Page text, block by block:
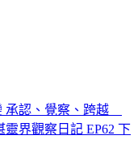
承認、覺察、跨越
界觀察日記 EP62 下